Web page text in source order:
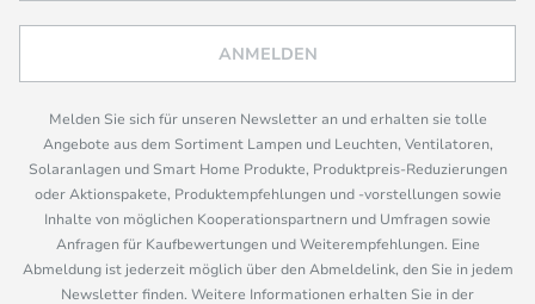
ANMELDEN
Melden Sie sich für unseren Newsletter an und erhalten sie tolle
Angebote aus dem Sortiment Lampen und Leuchten, Ventilatoren,
Solaranlagen und Smart Home Produkte, Produktpreis-Reduzierungen
oder Aktionspakete, Produktempfehlungen und -vorstellungen sowie
Inhalte von möglichen Kooperationspartnern und Umfragen sowie
Anfragen für Kaufbewertungen und Weiterempfehlungen. Eine
Abmeldung ist jederzeit möglich über den Abmeldelink, den Sie in jedem
Newsletter finden. Weitere Informationen erhalten Sie in der